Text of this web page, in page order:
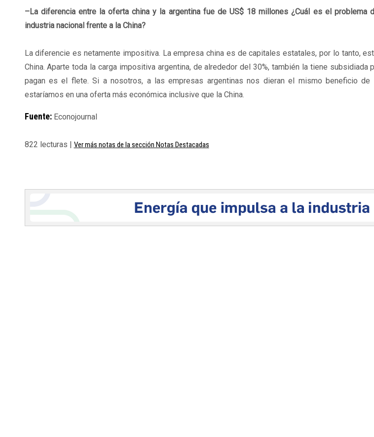
–La diferencia entre la oferta china y la argentina fue de US$ 18 millones ¿Cuál es el problema
industria nacional frente a la China?
La diferencie es netamente impositiva. La empresa china es de capitales estatales, por lo tanto,
China. Aparte toda la carga impositiva argentina, de alrededor del 30%, también la tiene subsidiada
pagan es el flete. Si a nosotros, a las empresas argentinas nos dieran el mismo beneficio de
estaríamos en una oferta más económica inclusive que la China.
Fuente:Econojournal
822 lecturas | Ver más notas de la sección Notas Destacadas